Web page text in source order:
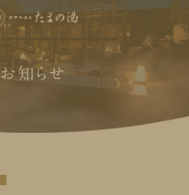
お知らせ